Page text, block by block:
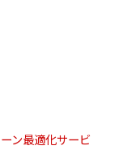
ン最適化サービ